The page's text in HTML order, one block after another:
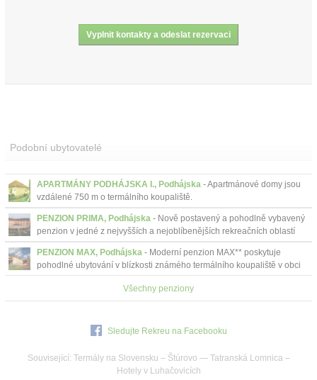
Podobní ubytovatelé
APARTMÁNY PODHÁJSKA I., Podhájska - Apartmánové domy jsou
vzdálené 750 m o termálního koupaliště.
PENZION PRIMA, Podhájska - Nově postavený a pohodlně vybavený
penzion v jedné z nejvyšších a nejoblíbenějších rekreačních oblastí
na Slovensku v Podhájské....
PENZION MAX, Podhájska - Moderní penzion MAX** poskytuje
pohodlné ubytování v blízkosti známého termálního koupaliště v obci
Podhájska. Vychutnejte si komfortní...
Všechny penziony
Sledujte Rekreu na Facebooku
Související: Termály na Slovensku – Štúrovo — Tatranská Lomnica–
Hotely v Luhačovicích